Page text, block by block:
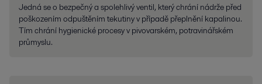
Jedná se o bezpečný a spolehlivý ventil, který chrání nádrže před
poškozením odpuštěním tekutiny v případě přeplnění kapalinou.
Tím chrání hygienické procesy v pivovarském, potravinářském
průmyslu.